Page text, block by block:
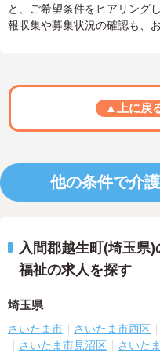
と、ご希望条件をヒアリング
報収集や募集状況の確認も、
▲上に戻
他の条件で介
入間郡越生町(埼玉県)
福祉の求人を探す
埼玉県
さいたま市 さいたま市西区
さいたま市見沼区
さいた